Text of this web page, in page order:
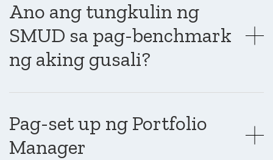
Ano ang tungkulin ng
SMUD sa pag-benchmark
ng aking gusali?
Pag-set up ng Portfolio
Manager